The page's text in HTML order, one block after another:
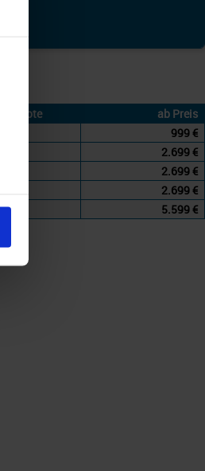
Angebote
ab Preis
999 €
2.699 €
2.699 €
2.699 €
5.599 €